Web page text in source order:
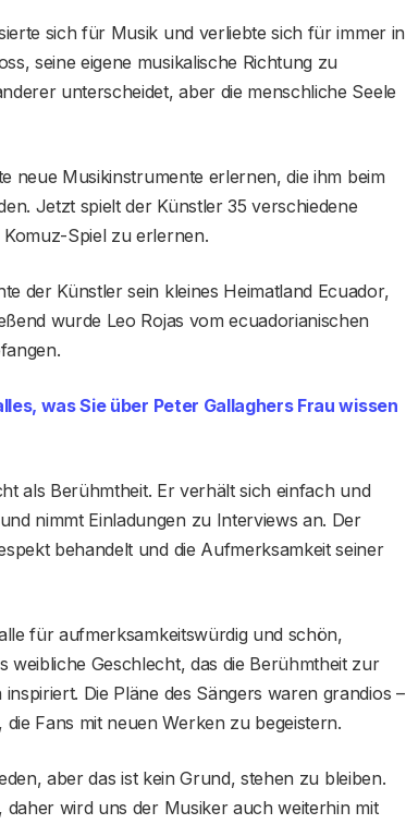
sich für Musik und verliebte sich für immer in
seine eigene musikalische Richtung zu
unterscheidet, aber die menschliche Seele
neue Musikinstrumente erlernen, die ihm beim
Jetzt spielt der Künstler 35 verschiedene
Spiel zu erlernen.
der Künstler sein kleines Heimatland Ecuador,
wurde Leo Rojas vom ecuadorianischen
was Sie über Peter Gallaghers Frau wissen
als Berühmtheit. Er verhält sich einfach und
nimmt Einladungen zu Interviews an. Der
behandelt und die Aufmerksamkeit seiner
für aufmerksamkeitswürdig und schön,
weibliche Geschlecht, das die Berühmtheit zur
Die Pläne des Sängers waren grandios –
Fans mit neuen Werken zu begeistern.
aber das ist kein Grund, stehen zu bleiben.
wird uns der Musiker auch weiterhin mit